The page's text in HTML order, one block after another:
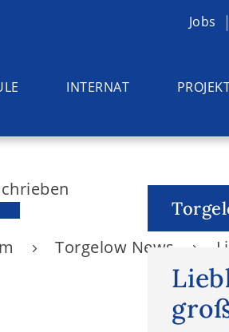
Jobs
INTERNAT
Torgelow News